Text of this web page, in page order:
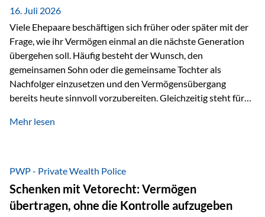
16. Juli 2026
Viele Ehepaare beschäftigen sich früher oder später mit der
Frage, wie ihr Vermögen einmal an die nächste Generation
übergehen soll. Häufig besteht der Wunsch, den
gemeinsamen Sohn oder die gemeinsame Tochter als
Nachfolger einzusetzen und den Vermögensübergang
bereits heute sinnvoll vorzubereiten. Gleichzeitig steht für
passiert, wenn einer der beiden verstirbt? Der überlebende
Vermögen verfügen können. Genau für diese
Ausgangssituation bietet die Private Wealth Police der
Vienna-Life eine durchdachte Gestaltungsmöglichkeit. Die
Ausgangssituation Stellen Sie sich folgendes Beispiel vor:
Mehr lesen
PWP - Private Wealth Police
Schenken mit Vetorecht: Vermögen
übertragen, ohne die Kontrolle aufzugeben